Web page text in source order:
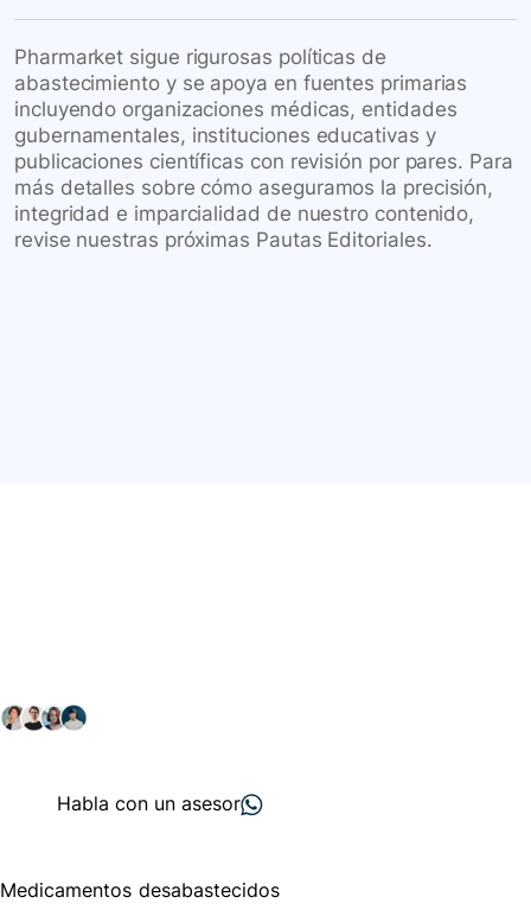
Pharmarket sigue rigurosas políticas de
abastecimiento y se apoya en fuentes primarias
incluyendo organizaciones médicas, entidades
gubernamentales, instituciones educativas y
publicaciones científicas con revisión por pares. Para
más detalles sobre cómo aseguramos la precisión,
integridad e imparcialidad de nuestro contenido,
revise nuestras próximas Pautas Editoriales.
Habla con un asesor
Medicamentos desabastecidos